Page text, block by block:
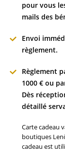
pour vous
mails des
Envoi
règlement.
Règlement
1000 € ou
Dès
détaillé
Carte cadeau
boutiques
cadeau est